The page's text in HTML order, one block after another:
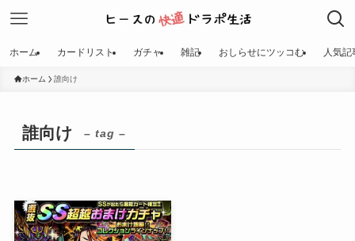
ホーム カードリスト ガチャ 雑記 おしらせにツッコむ 人気記
ホーム 誰向け
誰向け – tag –